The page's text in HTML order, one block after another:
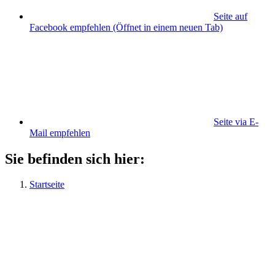
Seite auf
Facebook empfehlen (Öffnet in einem neuen Tab)
Seite via E-
Mail empfehlen
Sie befinden sich hier:
Startseite